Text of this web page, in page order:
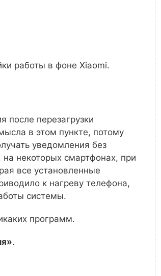
работы в фоне Xiaomi.
после перезагрузки
в этом пункте, потому
уведомления без
некоторых смартфонах, при
все установленные
к нагреву телефона,
системы.
программ.
.